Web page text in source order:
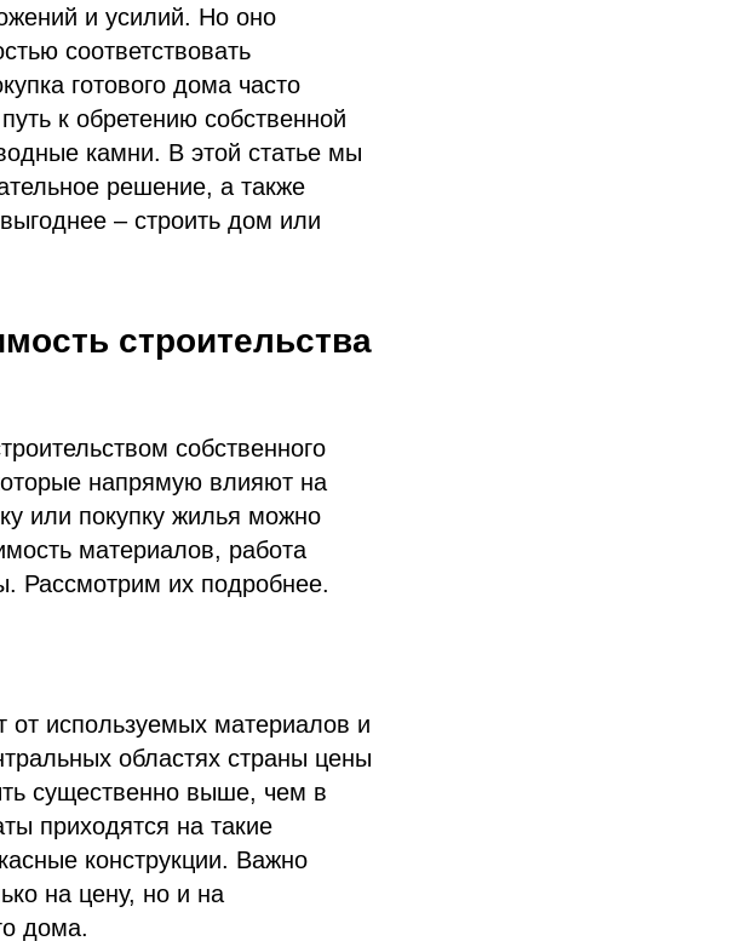
и усилий. Но оно
соответствовать
готового дома часто
к обретению собственной
камни. В этой статье мы
решение, а также
– строить дом или
строительства
собственного
напрямую влияют на
или покупку жилья можно
материалов, работа
Рассмотрим их подробнее.
от используемых материалов и
областях страны цены
существенно выше, чем в
приходятся на такие
конструкции. Важно
на цену, но и на
дома.